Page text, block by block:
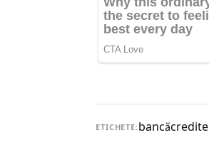
ETICHETE:bancăcredite